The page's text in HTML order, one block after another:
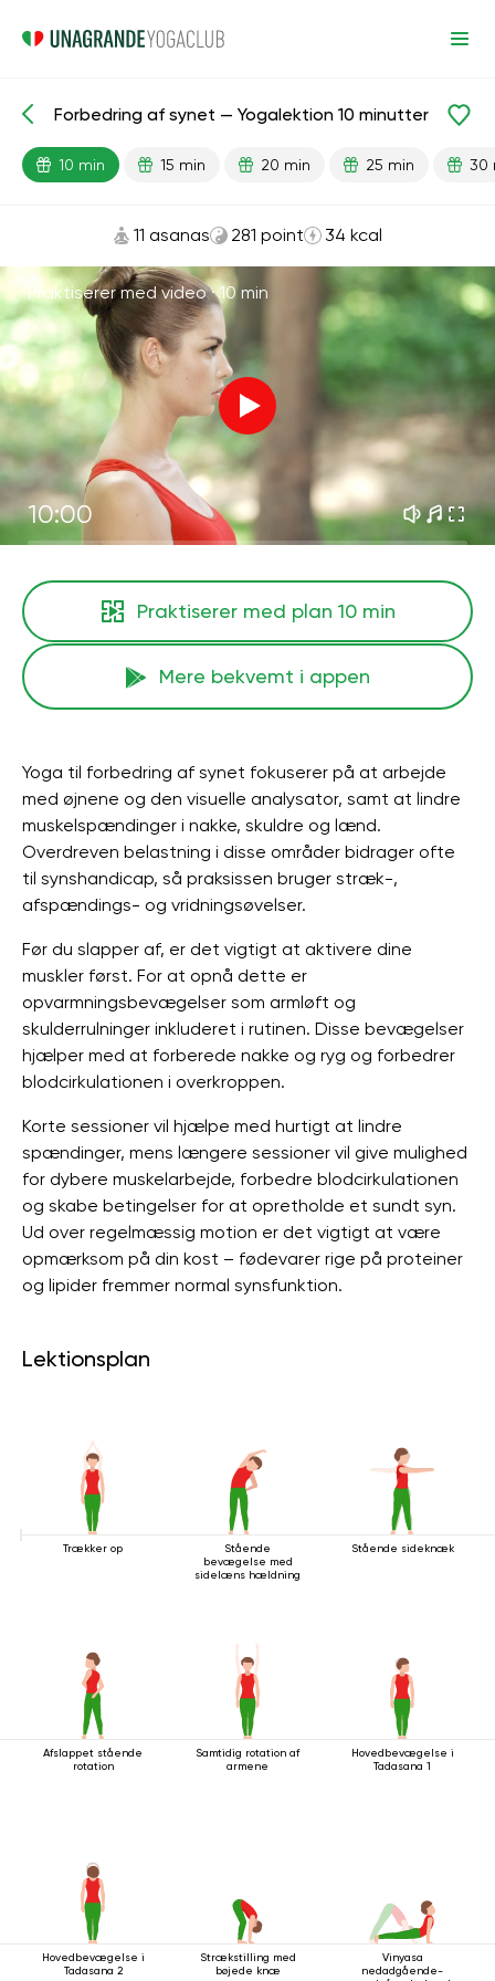
Færdiglavede lektioner Vision
Forbedring af synet — Yogalektion 10 minutter
10 min 15 min 20 min 25 min 30
11 asanas 281 point 34 kcal
Praktiserer med video ·10 min
10:00
Praktiserer med plan 10 min
Mere bekvemt i appen
Yoga til forbedring af synet fokuserer på at arbejde
med øjnene og den visuelle analysator, samt at lindre
muskelspændinger i nakke, skuldre og lænd.
Overdreven belastning i disse områder bidrager ofte
til synshandicap, så praksissen bruger stræk-,
afspændings- og vridningsøvelser.
Før du slapper af, er det vigtigt at aktivere dine
muskler først. For at opnå dette er
opvarmningsbevægelser som armløft og
skulderrulninger inkluderet i rutinen. Disse bevægelser
hjælper med at forberede nakke og ryg og forbedrer
blodcirkulationen i overkroppen.
Korte sessioner vil hjælpe med hurtigt at lindre
spændinger, mens længere sessioner vil give mulighed
for dybere muskelarbejde, forbedre blodcirkulationen
og skabe betingelser for at opretholde et sundt syn.
Ud over regelmæssig motion er det vigtigt at være
opmærksom på din kost – fødevarer rige på proteiner
og lipider fremmer normal synsfunktion.
Lektionsplan
Trækker op
Stående
bevægelse med
sidelæns hældning
Stående sideknæk
Afslappet stående
rotation
Samtidig rotation af
armene
Hovedbevægelse i
Tadasana 1
Hovedbevægelse i
Tadasana 2
Strækstilling med
bøjede knæ
Vinyasa
nedadgående-